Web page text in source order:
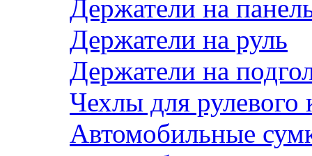
Держатели на
Держатели на руль
Держатели на
Чехлы для рулевого
Автомобильные